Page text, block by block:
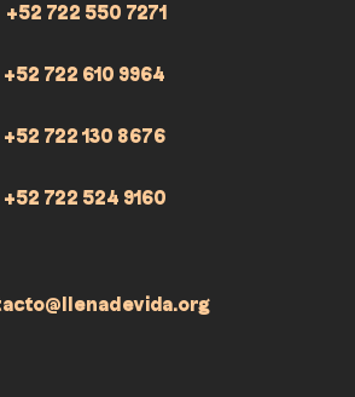
+52 722 550 7271
+52 722 610 9964
+52 722 130 8676
+52 722 524 9160